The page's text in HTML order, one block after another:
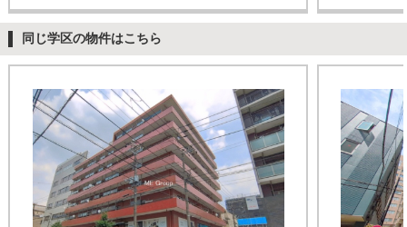
同じ学区の物件はこちら